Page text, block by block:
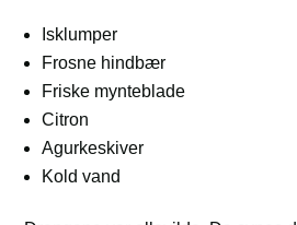
Isklumper
Frosne hindbær
Friske mynteblade
Citron
Agurkeskiver
Kold vand